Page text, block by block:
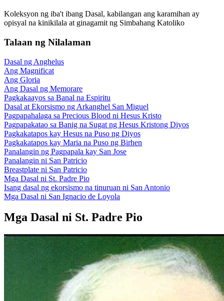
Koleksyon ng iba't ibang Dasal, kabilangan ang karamihan ay
opisyal na kinikilala at ginagamit ng Simbahang Katoliko
Talaan ng Nilalaman
Dasal ng Anghelus
Ang Magnificat
Ang Gloria
Ang Dasal ng Memorare
Pagkakaayos sa Banal na Espiritu
Dasal at Ekorsismo ng Arkanghel San Miguel
Pagpapahalaga sa Precious Blood ni Hesus Kristo
Pagpapakatao sa Banig na Sugat ng Hesus Kristong Diyos
Pagkakatapos kay Hesus na Puso ng Diyos
Pagkakatapos kay Maria na Puso ng Birhen
Panalangin ng Pagpapala kay San Jose
Panalangin ni San Patricio
Breastplate ni San Patricio
Mga Dasal ni St. Padre Pio
Isang dasal ng ekorsismo na tinuruan ni San Antonio
Mga Dasal ni San Ignacio de Loyola
Mga Dasal ni St. Padre Pio